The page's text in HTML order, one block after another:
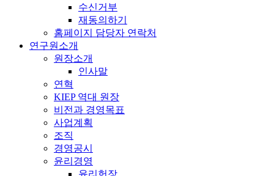
수신거부
재동의하기
홈페이지 담당자 연락처
연구원소개
원장소개
인사말
연혁
KIEP 역대 원장
비전과 경영목표
사업계획
조직
경영공시
윤리경영
윤리헌장